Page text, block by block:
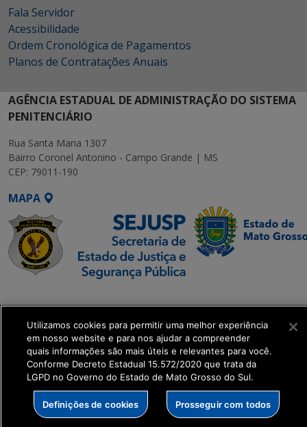
Fala Servidor
Acessibilidade
Ordem Cronológica de Pagamentos
Planos de Contratações Anuais
AGÊNCIA ESTADUAL DE ADMINISTRAÇÃO DO SISTEMA
PENITENCIÁRIO
Rua Santa Maria 1307
Bairro Coronel Antonino - Campo Grande | MS
CEP: 79011-190
MAPA
Transformação Digital
get_footer();
Utilizamos cookies para permitir uma melhor experiência
em nosso website e para nos ajudar a compreender
quais informações são mais úteis e relevantes para você.
Conforme Decreto Estadual 15.572/2020 que trata da
LGPD no Governo do Estado de Mato Grosso do Sul.
Definições de cookies Prosseguir com todos